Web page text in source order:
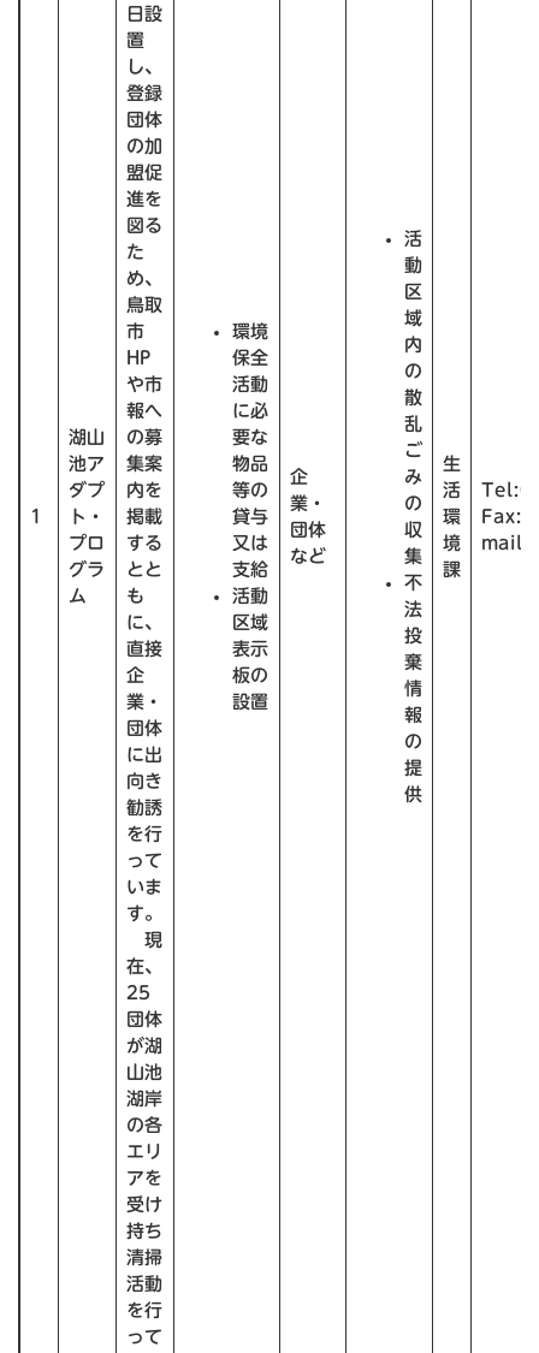
1
湖山
池ア
ダプ
ト・
プロ
グラ
ム
日設
置
し、
登録
団体
の加
盟促
進を
図る
た
め、
鳥取
市
HP
や市
報へ
の募
集案
内を
掲載
する
とと
も
に、
直接
企
業・
団体
に出
向き
勧誘
を行
って
いま
す。
現
在、
25
団体
が湖
山池
湖岸
の各
エリ
アを
受け
持ち
清掃
活動
を行
って
環境
保全
活動
に必
要な
物品
等の
貸与
又は
支給
活動
区域
表示
板の
設置
企
業・
団体
など
活
動
区
域
内
の
散
乱
ご
み
の
収
集
不
法
投
棄
情
報
の
提
供
生
活
環
境
課